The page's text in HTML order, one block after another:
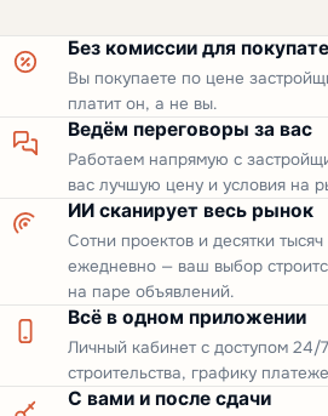
Без комиссии для
Вы покупаете по цене
платит он, а не вы.
Ведём переговоры за вас
Работаем напрямую с
вас лучшую цену и условия на
ИИ сканирует весь рынок
Сотни проектов и десятки
ежедневно — ваш выбор
на паре объявлений.
Всё в одном приложении
Личный кабинет с доступом 24/
строительства, графику
С вами и после сдачи